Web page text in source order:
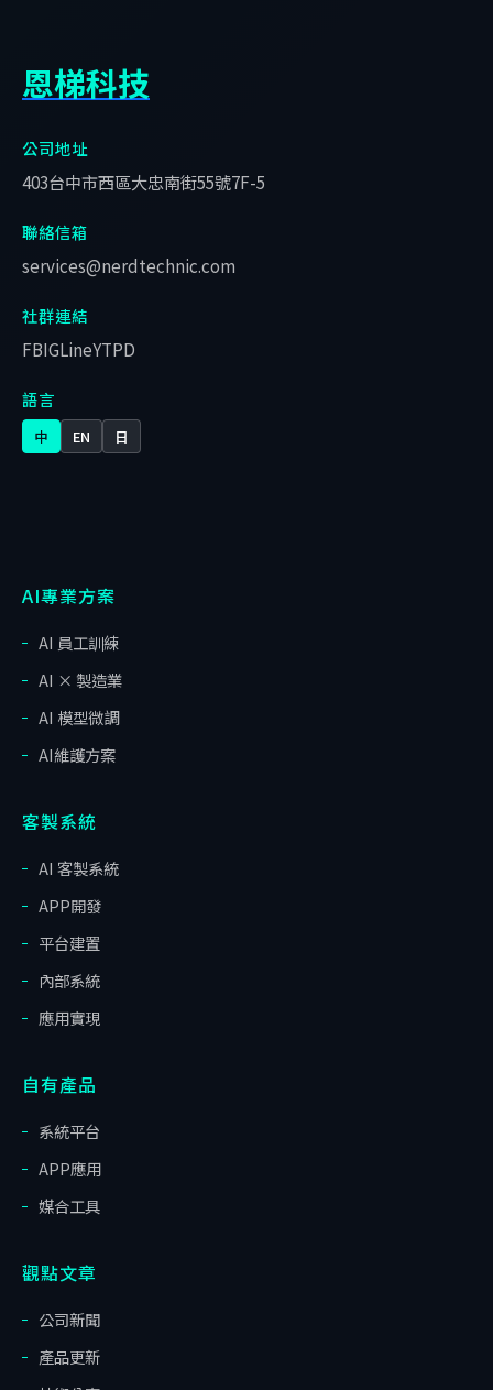
恩梯科技
公司地址
403台中市西區大忠南街55號7F-5
聯絡信箱
services@nerdtechnic.com
社群連結
FBIGLineYTPD
語言
中 EN 日
AI專業方案
AI 員工訓練
AI × 製造業
AI 模型微調
AI維護方案
客製系統
AI 客製系統
APP開發
平台建置
內部系統
應用實現
自有產品
系統平台
APP應用
媒合工具
觀點文章
公司新聞
產品更新